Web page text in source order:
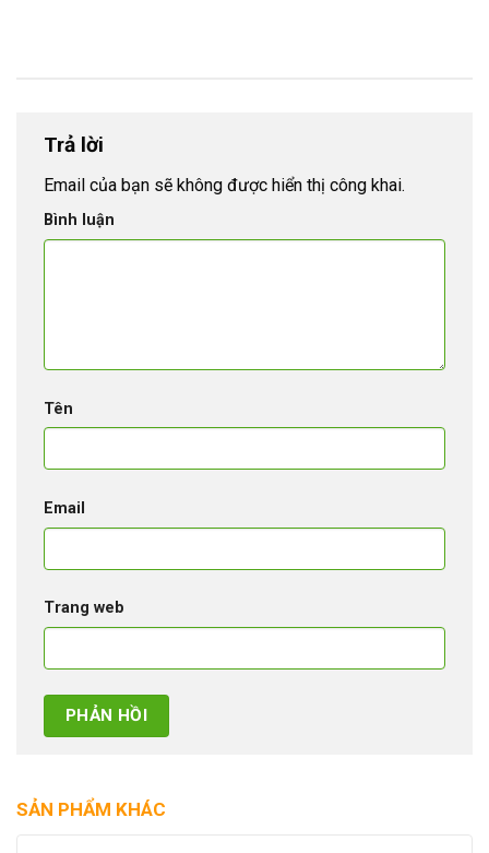
SẢN PHẨM KHÁC
Trả lời
Email của bạn sẽ không được hiển thị công khai.
Bình luận
Tên
Email
Trang web